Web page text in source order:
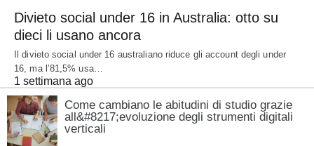
Divieto social under 16 in Australia: otto su
dieci li usano ancora
Il divieto social under 16 australiano riduce gli account degli under
16, ma l’81,5% usa…
1 settimana ago
Come cambiano le abitudini di studio grazie
all&#8217;evoluzione degli strumenti digitali
verticali